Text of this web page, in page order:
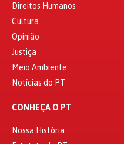
Direitos Humanos
Cultura
Opinião
Justiça
Meio Ambiente
Notícias do PT
CONHEÇA O PT
Nossa História